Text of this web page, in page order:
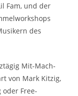
Fam, und der
des
Mit-Mach-
von Mark Kitzig,
oder Free-